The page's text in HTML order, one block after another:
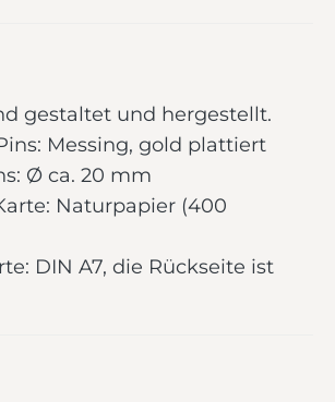
gestaltet und hergestellt.
Messing, gold plattiert
Ø ca. 20 mm
Naturpapier (400
DIN A7, die Rückseite ist